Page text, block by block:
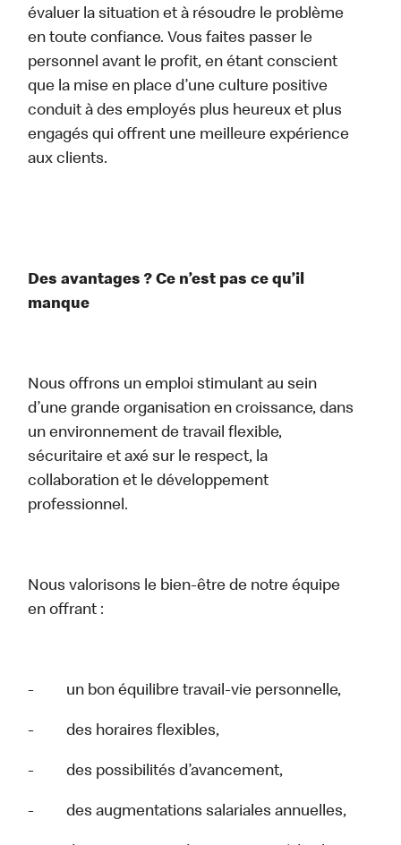
évaluer la situation et à résoudre le problème
en toute confiance. Vous faites passer le
personnel avant le profit, en étant conscient
que la mise en place d’une culture positive
conduit à des employés plus heureux et plus
engagés qui offrent une meilleure expérience
aux clients.
Des avantages ? Ce n’est pas ce qu’il
manque
Nous offrons un emploi stimulant au sein
d’une grande organisation en croissance, dans
un environnement de travail flexible,
sécuritaire et axé sur le respect, la
collaboration et le développement
professionnel.
Nous valorisons le bien-être de notre équipe
en offrant :
- un bon équilibre travail-vie personnelle,
- des horaires flexibles,
- des possibilités d’avancement,
- des augmentations salariales annuelles,